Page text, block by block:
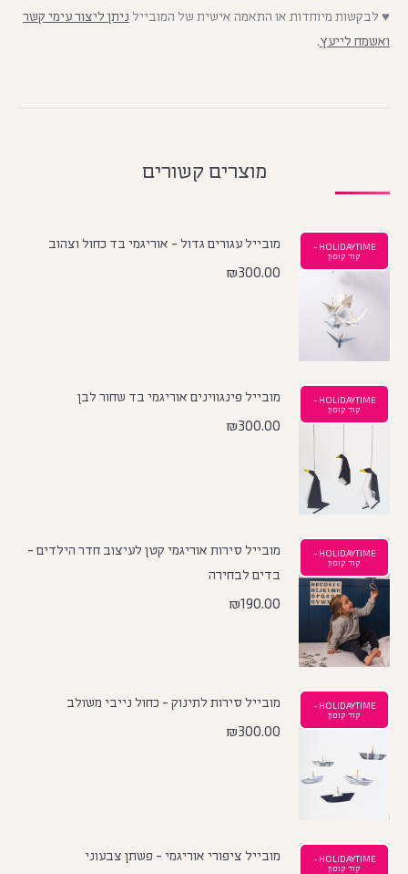
♥ לבקשות מיוחדות או התאמה אישית של המובייל ניתן ליצור עימי קשר
ואשמח לייעץ.
מוצרים קשורים
HOLIDAYTIME -
קוד קופון
מובייל עגורים גדול - אוריגמי בד כחול וצהוב
₪300.00
HOLIDAYTIME -
קוד קופון
מובייל פינגווינים אוריגמי בד שחור לבן
₪300.00
HOLIDAYTIME -
קוד קופון
מובייל סירות אוריגמי קטן לעיצוב חדר הילדים -
בדים לבחירה
₪190.00
HOLIDAYTIME -
קוד קופון
מובייל סירות לתינוק - כחול נייבי משולב
₪300.00
HOLIDAYTIME -
קוד קופון
מובייל ציפורי אוריגמי - פשתן צבעוני